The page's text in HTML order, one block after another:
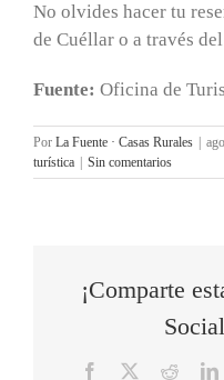
No olvides hacer tu
de Cuéllar o a través
Fuente: Oficina de
Por La Fuente · Casas Rurales
turística
Sin comentarios
¡Comparte
Facebook Reddit